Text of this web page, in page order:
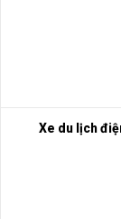
Xe du lịch